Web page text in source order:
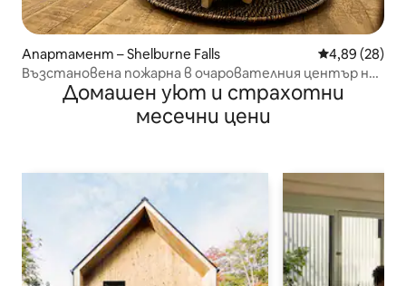
Апартамент – Shelburne Falls Средна
4,89 (28)
Възстановена пожарна в очарователния център на
Домашен уют и страхотни
месечни цени